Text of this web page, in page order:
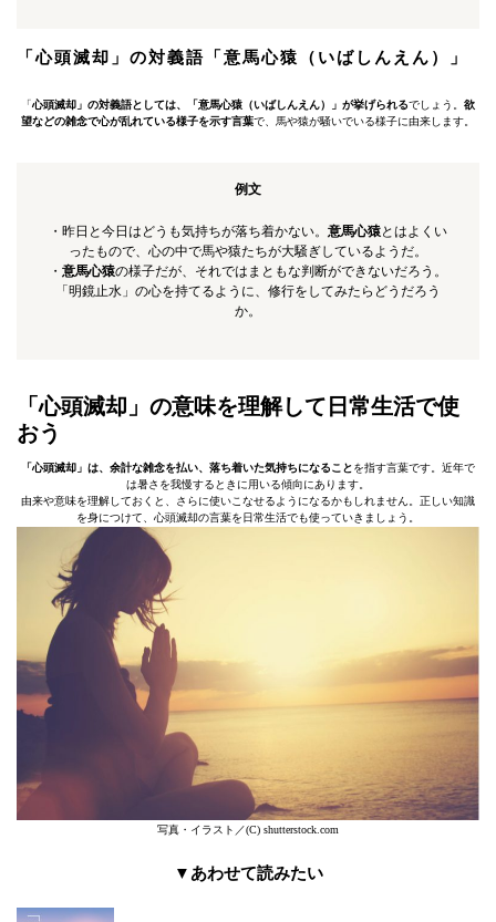
「心頭滅却」の対義語「意馬心猿（いばしんえん）」
「心頭滅却」の対義語としては、「意馬心猿（いばしんえん）」が挙げられるでしょう。 欲
望などの雑念で心が乱れている様子を示す言葉で、馬や猿が騒いでいる様子に由来します。
例文
・昨日と今日はどうも気持ちが落ち着かない。 意馬心猿とはよくい
ったもので、心の中で馬や猿たちが大騒ぎしているようだ。
・ 意馬心猿の様子だが、それではまともな判断ができないだろう。
「明鏡止水」の心を持てるように、修行をしてみたらどうだろう
か。
「心頭滅却」の意味を理解して日常生活で使
おう
「心頭滅却」は、余計な雑念を払い、落ち着いた気持ちになることを指す言葉です。近年で
は暑さを我慢するときに用いる傾向にあります。
由来や意味を理解しておくと、さらに使いこなせるようになるかもしれません。正しい知識
を身につけて、心頭滅却の言葉を日常生活でも使っていきましょう。
写真・イラスト／(C) shutterstock.com
▼あわせて読みたい